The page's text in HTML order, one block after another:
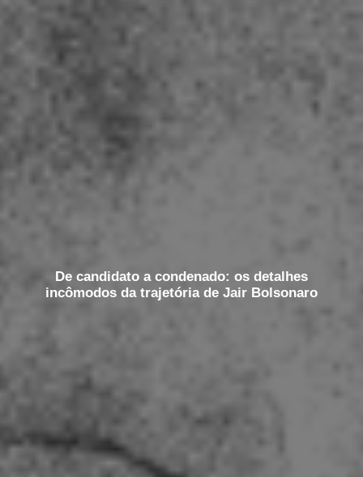
De candidato a condenado: os detalhes
incômodos da trajetória de Jair Bolsonaro